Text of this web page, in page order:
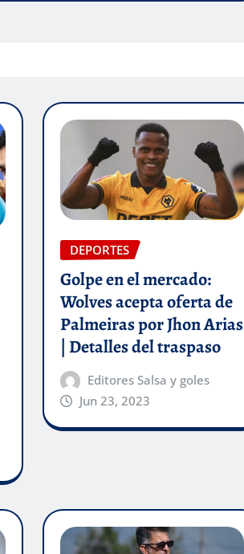
DEPORTES
Golpe en el mercado:
Wolves acepta oferta de
Palmeiras por Jhon Arias
| Detalles del traspaso
Editores Salsa y goles
Jun 23, 2023